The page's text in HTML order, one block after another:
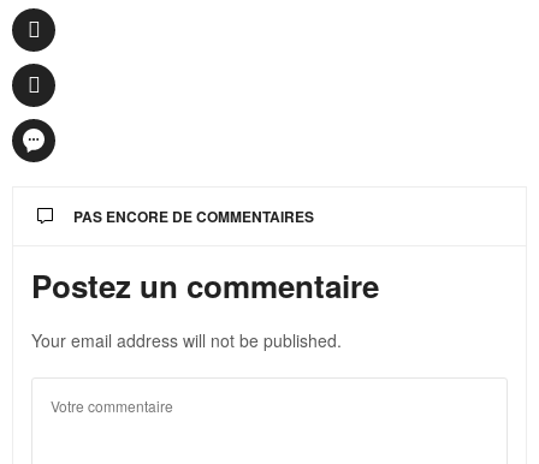
PAS ENCORE DE COMMENTAIRES
Postez un commentaire
Your email address will not be published.